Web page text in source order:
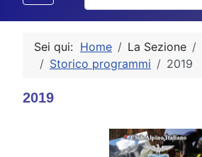
Sei qui: Home La Sezione
Storico programmi
2019
2019